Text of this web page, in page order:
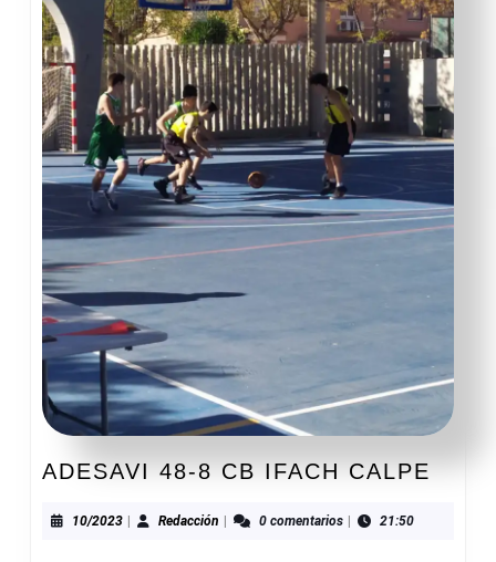
ADESAVI 48-8 CB IFACH CALPE
10/202310/2023Redacción Redacción0 comentarios 21:50